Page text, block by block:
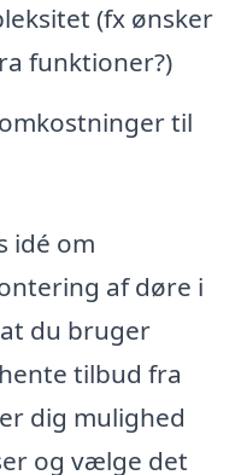
(fx ønsker
funktioner?)
til
idé om
af døre i
du bruger
tilbud fra
dig mulighed
og vælge det